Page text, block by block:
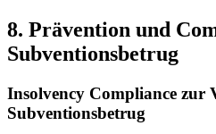
8. Prävention und
Subventionsbetrug
Insolvency Compliance zur
Subventionsbetrug